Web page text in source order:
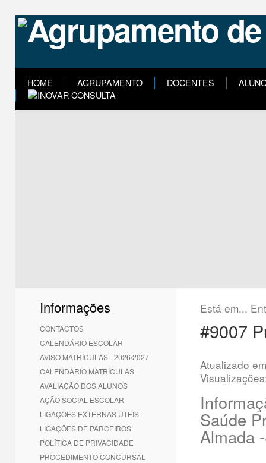
HOME AGRUPAMENTO DOCENTES
Informações
CONTACTOS
CALENDÁRIO ESCOLAR
AVISO MATRÍCULAS - 2026/2027
CALENDÁRIO MATRÍCULAS
AVALIAÇÃO DOS ALUNOS
AÇÃO SOCIAL ESCOLAR
LIGAÇÕES EXTERNAS ÚTEIS
LIGAÇÕES DE PARCEIROS
POLÍTICA DE PRIVACIDADE
PROCEDIMENTO CONCURSAL
Está em...
#9007
Atualizado
Saúde
Almada